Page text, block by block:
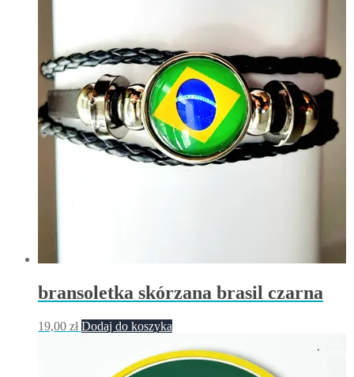
bransoletka skórzana brasil czarna
19,00 zł Dodaj do koszyka